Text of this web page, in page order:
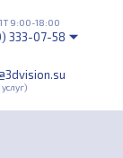
9:00-18:00
333-07-58